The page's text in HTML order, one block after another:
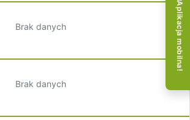
Brak danych
Brak danych
Aplikacja mobilna!